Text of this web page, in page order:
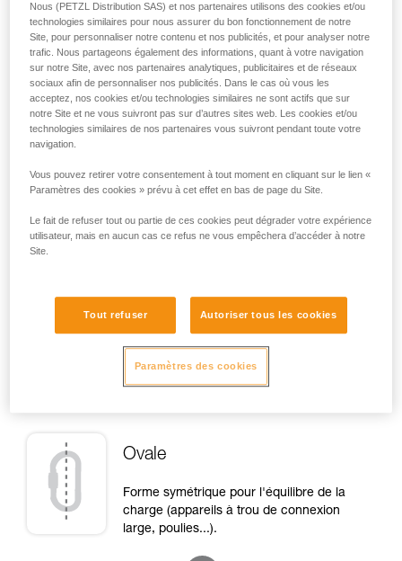
résistance maximale, au plus près du côté
fermé du corps. Adapté aux charges
simples (connexion d'appareils, connexion
à l'ancrage...).
Ovale
Forme symétrique pour l'équilibre de la
charge (appareils à trou de connexion
large, poulies...).
Nous (PETZL Distribution SAS) et nos partenaires utilisons des cookies et/ou
technologies similaires pour nous assurer du bon fonctionnement de notre
Site, pour personnaliser notre contenu et nos publicités, et pour analyser notre
trafic. Nous partageons également des informations, quant à votre navigation
sur notre Site, avec nos partenaires analytiques, publicitaires et de réseaux
sociaux afin de personnaliser nos publicités. Dans le cas où vous les
acceptez, nos cookies et/ou technologies similaires ne sont actifs que sur
notre Site et ne vous suivront pas sur d’autres sites web. Les cookies et/ou
technologies similaires de nos partenaires vous suivront pendant toute votre
navigation.
Vous pouvez retirer votre consentement à tout moment en cliquant sur le lien «
Paramètres des cookies » prévu à cet effet en bas de page du Site.
Le fait de refuser tout ou partie de ces cookies peut dégrader votre expérience
utilisateur, mais en aucun cas ce refus ne vous empêchera d’accéder à notre
Site.
Tout refuser Autoriser tous les cookies
Paramètres des cookies